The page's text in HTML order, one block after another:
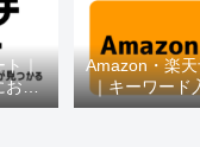
ト｜
おす
Amazon・楽
｜キーワード
即